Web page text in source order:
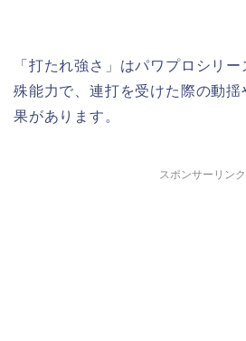
「打たれ強さ」はパワプロシリ
殊能力で、連打を受けた際の動揺
果があります。
スポンサーリンク